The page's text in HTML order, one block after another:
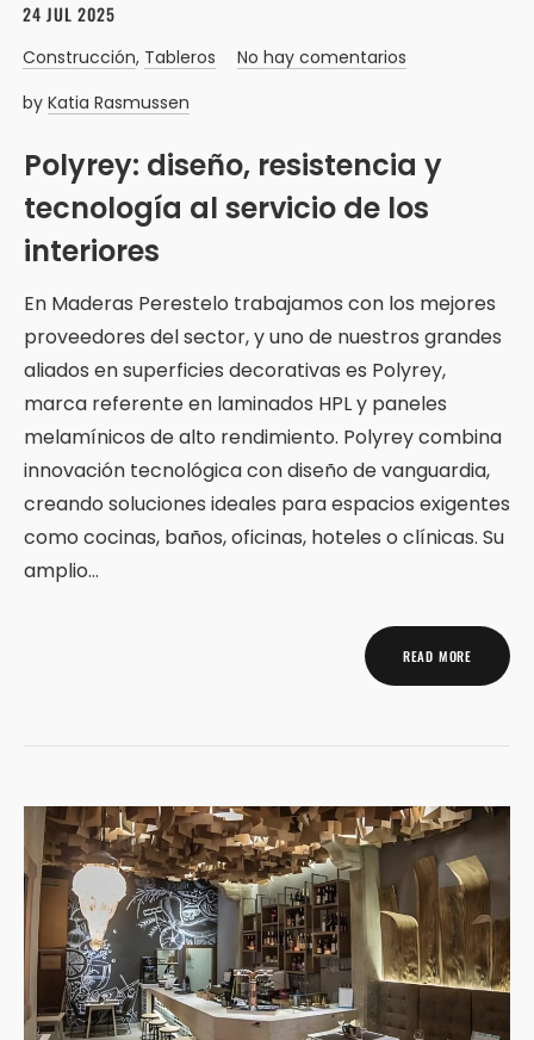
24 JUL 2025
Construcción, Tableros
No hay comentarios
by Katia Rasmussen
Polyrey: diseño, resistencia y
tecnología al servicio de los
interiores
En Maderas Perestelo trabajamos con los mejores
proveedores del sector, y uno de nuestros grandes
aliados en superficies decorativas es Polyrey,
marca referente en laminados HPL y paneles
melamínicos de alto rendimiento. Polyrey combina
innovación tecnológica con diseño de vanguardia,
creando soluciones ideales para espacios exigentes
como cocinas, baños, oficinas, hoteles o clínicas. Su
amplio…
READ MORE